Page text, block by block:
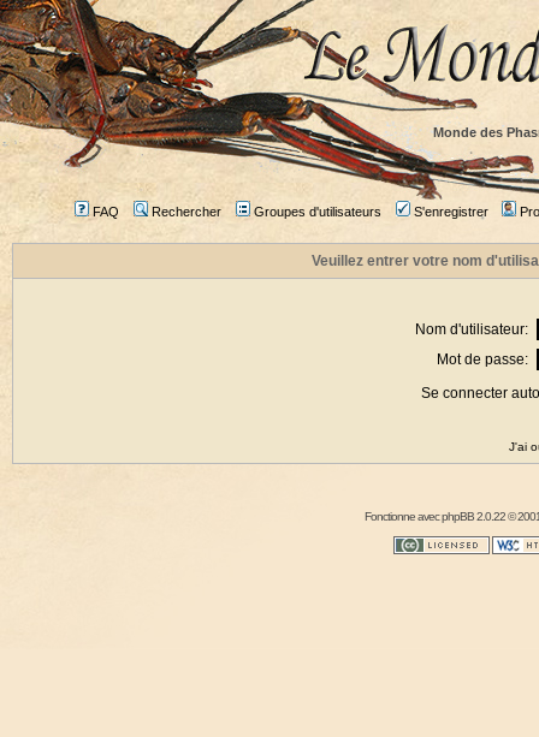
Monde des
FAQ Rechercher Groupes d'utilisateurs S'enregistrer
Veuillez entrer votre nom
Nom d'utilisateur:
Mot de passe:
Se connecter
J'ai
Fonctionne avecphpBB2.0.22 ©